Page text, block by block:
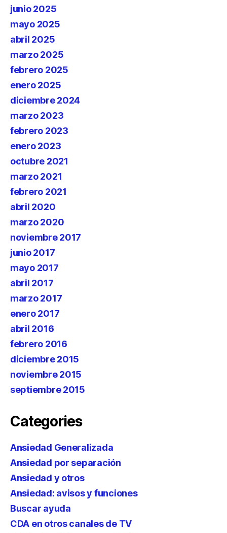
junio 2025
mayo 2025
abril 2025
marzo 2025
febrero 2025
enero 2025
diciembre 2024
marzo 2023
febrero 2023
enero 2023
octubre 2021
marzo 2021
febrero 2021
abril 2020
marzo 2020
noviembre 2017
junio 2017
mayo 2017
abril 2017
marzo 2017
enero 2017
abril 2016
febrero 2016
diciembre 2015
noviembre 2015
septiembre 2015
Categories
Ansiedad Generalizada
Ansiedad por separación
Ansiedad y otros
Ansiedad: avisos y funciones
Buscar ayuda
CDA en otros canales de TV